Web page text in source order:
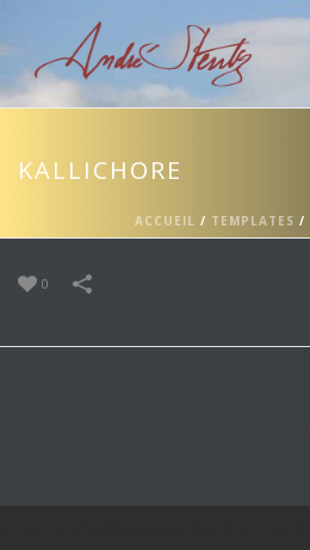
KALLICHORE
ACCUEIL / TEMPLATES /
0